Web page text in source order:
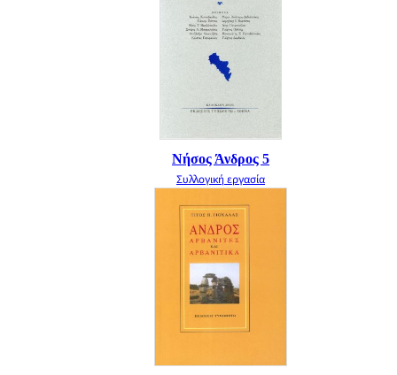
Νήσος Άνδρος 5
Συλλογική εργασία